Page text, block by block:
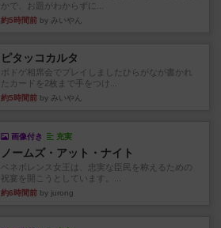
かで、お題がわからずに...
約5時間前 by みいやん
ピタッコカルタ
ボドゲ相席会でプレイしましたひらがなが書かれ
たカードを2枚まで手をつけ...
約5時間前 by みいやん
画像付き 充実
ノームズ・アット・ナイト
ベネボレンス女王は、忠実な臣民を称えるための
祝宴を開こうとしています。...
約6時間前 by jurong